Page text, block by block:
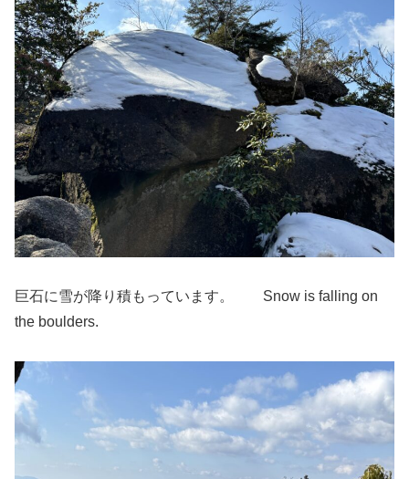
巨石に雪が降り積もっています。 Snow is falling on
the boulders.